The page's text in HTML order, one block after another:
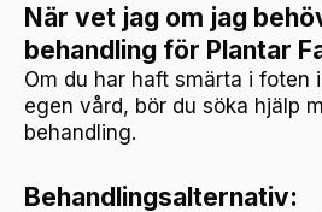
När vet jag om jag
behandling för Plantar
Om du har haft smärta i foten
egen vård, bör du söka hjälp
behandling.
Behandlingsalternativ: